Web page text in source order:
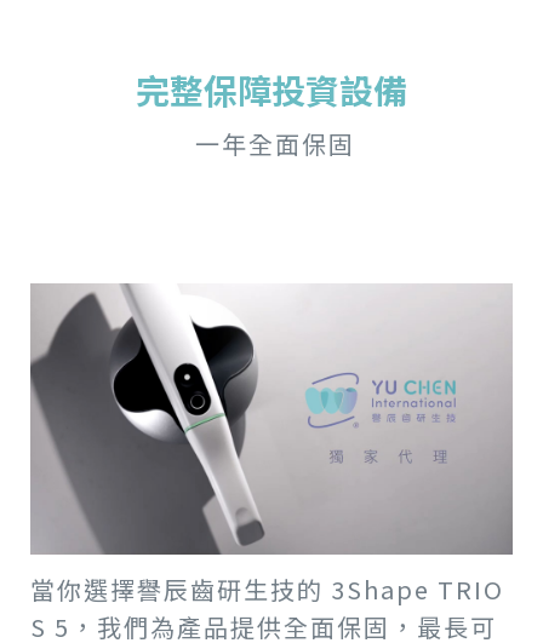
完整保障投資設備
一年全面保固
當你選擇譽辰齒研生技的 3Shape TRIO
S 5，我們為產品提供全面保固，最長可